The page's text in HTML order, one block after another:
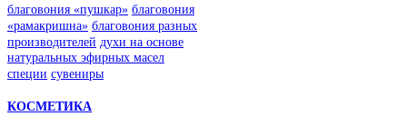
благовония «пушкар» благовония
«рамакришна» благовония разных
производителей духи на основе
натуральных эфирных масел
специи сувениры
КОСМЕТИКА